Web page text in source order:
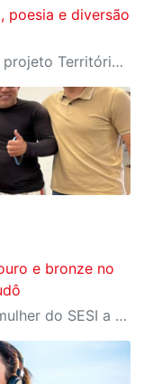
poesia e diversão
Apresentações gratuitas integram o projeto Território SESI-SP de Arte e Cultura e convidam o público para uma experiência de equilíbrio, humor e encantamento com a De Lucca Circus
e bronze no
Evelyn Ferreira torna-se a primeira mulher do SESI a conquistar o título brasileiro da categoria Sub-13. Thales Hara também sobe ao pódio e consolida Araçatuba como referência nacional na formação de jovens judocas.